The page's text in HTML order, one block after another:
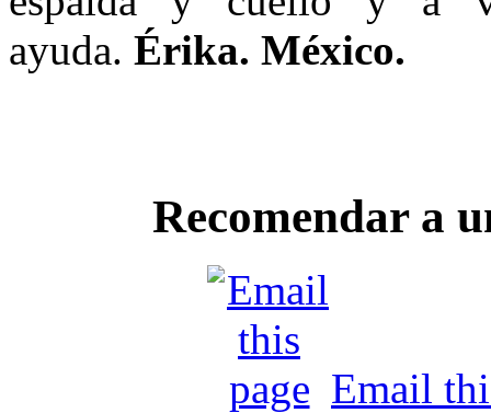
ayuda. Érika. México.
Recomendar a
Email